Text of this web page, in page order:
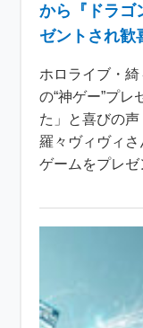
から『ドラゴ
ゼントされ歓
ホロライブ・
の“神ゲー”プ
た」と喜びの
羅々ヴィヴィ
ゲームをプレ